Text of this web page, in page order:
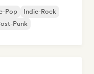
Pop
Indie-Rock
Punk